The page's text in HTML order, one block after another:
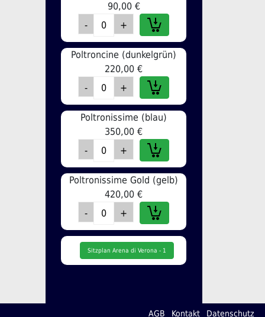
90,00 €
Poltroncine (dunkelgrün)
220,00 €
Poltronissime (blau)
350,00 €
Poltronissime Gold (gelb)
420,00 €
Sitzplan Arena di Verona - 1
AGB Kontakt Datenschutz